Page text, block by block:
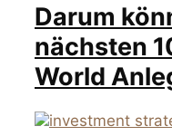
Darum
nächsten
World